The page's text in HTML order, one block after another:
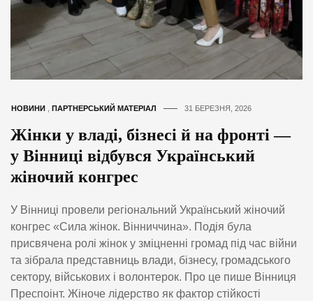
НОВИНИ ПАРТНЕРСЬКИЙ МАТЕРІАЛ 31 БЕРЕЗНЯ, 2026
Жінки у владі, бізнесі й на фронті —
у Вінниці відбувся Український
жіночий конгрес
У Вінниці провели регіональний Український жіночий
конгрес «Сила жінок. Вінниччина». Подія була
присвячена ролі жінок у зміцненні громад під час війни
та зібрала представниць влади, бізнесу, громадського
сектору, військових і волонтерок. Про це пише Вінниця
Преспоінт. Жіноче лідерство як фактор стійкості